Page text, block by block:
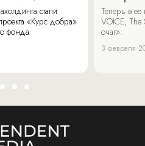
стали
«Курс добра»
фонда
Теперь в
VOICE,
очаг».
3 февраля